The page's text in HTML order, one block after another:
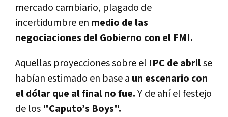
mercado cambiario, plagado de
incertidumbre en medio de las
negociaciones del Gobierno con el FMI.
Aquellas proyecciones sobre el IPC de abrilse
habían estimado en base a un escenario con
el dólar que al final no fue.Y de ahí el festejo
de los "Caputo’s Boys".